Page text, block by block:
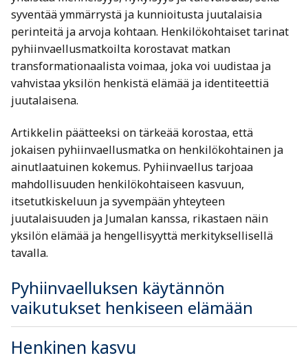
syventää ymmärrystä ja kunnioitusta juutalaisia
perinteitä ja arvoja kohtaan. Henkilökohtaiset tarinat
pyhiinvaellusmatkoilta korostavat matkan
transformationaalista voimaa, joka voi uudistaa ja
vahvistaa yksilön henkistä elämää ja identiteettiä
juutalaisena.
Artikkelin päätteeksi on tärkeää korostaa, että
jokaisen pyhiinvaellusmatka on henkilökohtainen ja
ainutlaatuinen kokemus. Pyhiinvaellus tarjoaa
mahdollisuuden henkilökohtaiseen kasvuun,
itsetutkiskeluun ja syvempään yhteyteen
juutalaisuuden ja Jumalan kanssa, rikastaen näin
yksilön elämää ja hengellisyyttä merkityksellisellä
tavalla.
Pyhiinvaelluksen käytännön
vaikutukset henkiseen elämään
Henkinen kasvu